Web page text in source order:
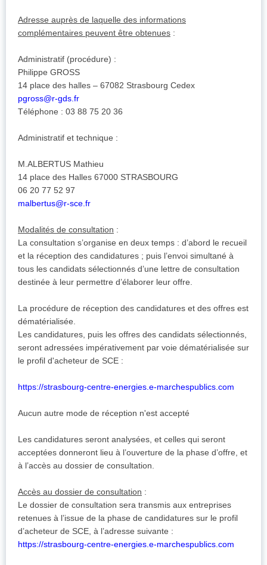
Adresse auprès de laquelle des informations
complémentaires peuvent être obtenues :
Administratif (procédure) :
Philippe GROSS
14 place des halles – 67082 Strasbourg Cedex
pgross@r-gds.fr
Téléphone : 03 88 75 20 36
Administratif et technique :
M.ALBERTUS Mathieu
14 place des Halles 67000 STRASBOURG
06 20 77 52 97
malbertus@r-sce.fr
Modalités de consultation :
La consultation s’organise en deux temps : d’abord le recueil
et la réception des candidatures ; puis l’envoi simultané à
tous les candidats sélectionnés d’une lettre de consultation
destinée à leur permettre d’élaborer leur offre.
La procédure de réception des candidatures et des offres est
dématérialisée.
Les candidatures, puis les offres des candidats sélectionnés,
seront adressées impérativement par voie dématérialisée sur
le profil d'acheteur de SCE :
https://strasbourg-centre-energies.e-marchespublics.com
Aucun autre mode de réception n'est accepté
Les candidatures seront analysées, et celles qui seront
acceptées donneront lieu à l’ouverture de la phase d’offre, et
à l’accès au dossier de consultation.
Accès au dossier de consultation :
Le dossier de consultation sera transmis aux entreprises
retenues à l’issue de la phase de candidatures sur le profil
d’acheteur de SCE, à l’adresse suivante :
https://strasbourg-centre-energies.e-marchespublics.com